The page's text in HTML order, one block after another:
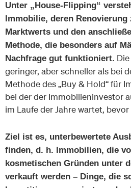
Unter „House-Flipping“
Immobilie, deren
Marktwerts und den
Methode, die besonders auf
Nachfrage gut funktioniert.
geringer, aber schneller als bei
Methode des „Buy & Hold“ für
bei der der Immobilieninvestor
im Laufe der Jahre wartet,
Ziel ist es, unterbewertete
finden, d. h. Immobilien, die
kosmetischen Gründen unter
verkauft werden – Dinge, die